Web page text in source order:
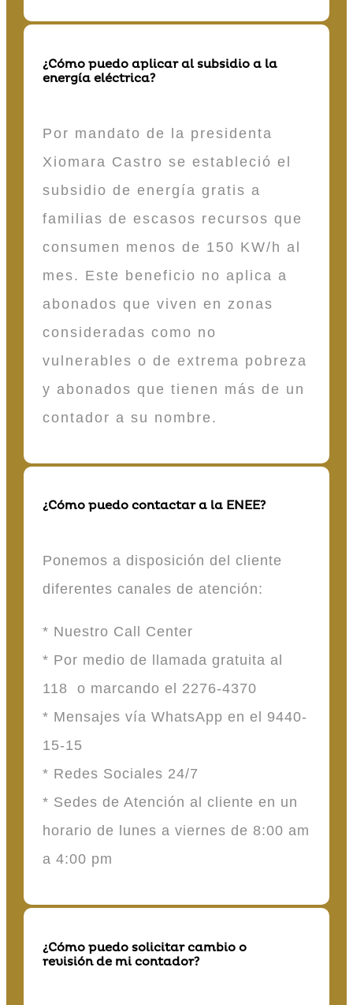
¿Cómo puedo aplicar al subsidio a la
energía eléctrica?
Por mandato de la presidenta
Xiomara Castro se estableció el
subsidio de energía gratis a
familias de escasos recursos que
consumen menos de 150 KW/h al
mes. Este beneficio no aplica a
abonados que viven en zonas
consideradas como no
vulnerables o de extrema pobreza
y abonados que tienen más de un
contador a su nombre.
¿Cómo puedo contactar a la ENEE?
Ponemos a disposición del cliente
diferentes canales de atención:
* Nuestro Call Center
* Por medio de llamada gratuita al
118 o marcando el 2276-4370
* Mensajes vía WhatsApp en el 9440-
15-15
* Redes Sociales 24/7
* Sedes de Atención al cliente en un
horario de lunes a viernes de 8:00 am
a 4:00 pm
¿Cómo puedo solicitar cambio o
revisión de mi contador?